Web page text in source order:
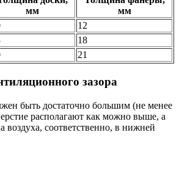
мм
мм
12
18
21
зазора
быть достаточно большим (не менее
располагают как можно выше, а
воздуха, соответственно, в нижней